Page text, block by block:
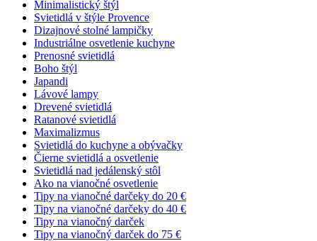
Minimalistický štýl
Svietidlá v štýle Provence
Dizajnové stolné lampičky
Industriálne osvetlenie kuchyne
Prenosné svietidlá
Boho štýl
Japandi
Lávové lampy
Drevené svietidlá
Ratanové svietidlá
Maximalizmus
Svietidlá do kuchyne a obývačky
Čierne svietidlá a osvetlenie
Svietidlá nad jedálenský stôl
Ako na vianočné osvetlenie
Tipy na vianočné darčeky do 20 €
Tipy na vianočné darčeky do 40 €
Tipy na vianočný darček
Tipy na vianočný darček do 75 €